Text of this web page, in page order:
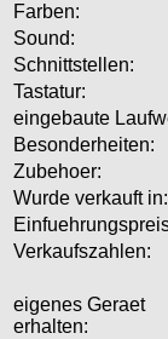
Farben:
Sound:
Schnittstellen:
Tastatur:
eingebaute
Besonderheiten:
Zubehoer:
Wurde verkauft in:
Verkaufszahlen:
eigenes Geraet
erhalten: